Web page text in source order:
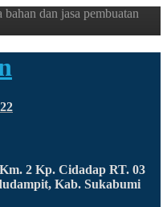
dan jasa pembuatan
2 Kp. Cidadap RT. 03
Kab. Sukabumi